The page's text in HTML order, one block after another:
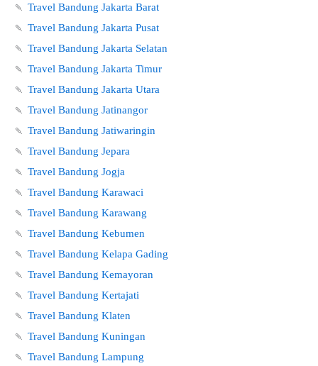
🍡 Travel Bandung Jakarta Barat
🍡 Travel Bandung Jakarta Pusat
🍡 Travel Bandung Jakarta Selatan
🍡 Travel Bandung Jakarta Timur
🍡 Travel Bandung Jakarta Utara
🍡 Travel Bandung Jatinangor
🍡 Travel Bandung Jatiwaringin
🍡 Travel Bandung Jepara
🍡 Travel Bandung Jogja
🍡 Travel Bandung Karawaci
🍡 Travel Bandung Karawang
🍡 Travel Bandung Kebumen
🍡 Travel Bandung Kelapa Gading
🍡 Travel Bandung Kemayoran
🍡 Travel Bandung Kertajati
🍡 Travel Bandung Klaten
🍡 Travel Bandung Kuningan
🍡 Travel Bandung Lampung